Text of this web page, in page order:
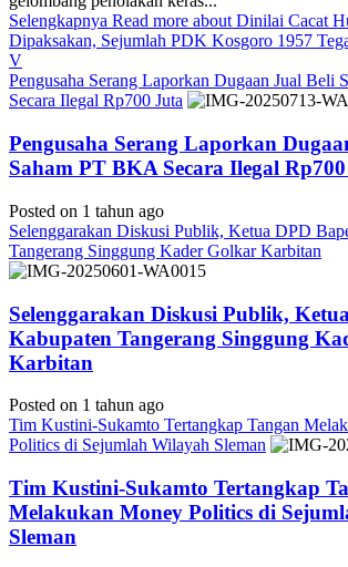
Selengkapnya Read more about Dinilai Cacat
Dipaksakan, Sejumlah PDK Kosgoro 1957
V
Pengusaha Serang Laporkan Dugaan Jual Beli
Secara Ilegal Rp700 Juta
Pengusaha Serang Laporkan
Saham PT BKA Secara Ilegal
Posted on 1 tahun ago
Selenggarakan Diskusi Publik, Ketua DPD
Tangerang Singgung Kader Golkar Karbitan
Selenggarakan Diskusi Publik,
Kabupaten Tangerang Singgung
Karbitan
Posted on 1 tahun ago
Tim Kustini-Sukamto Tertangkap Tangan
Politics di Sejumlah Wilayah Sleman
Tim Kustini-Sukamto Tertangkap
Melakukan Money Politics di
Sleman